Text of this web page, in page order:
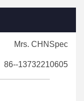
Mrs. CHNSpec
86--13732210605